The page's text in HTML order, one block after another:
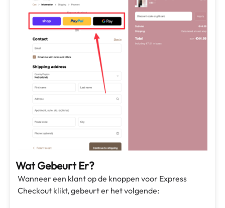
Wat Gebeurt Er?
Wanneer een klant op de knoppen voor Express
Checkout klikt, gebeurt er het volgende: